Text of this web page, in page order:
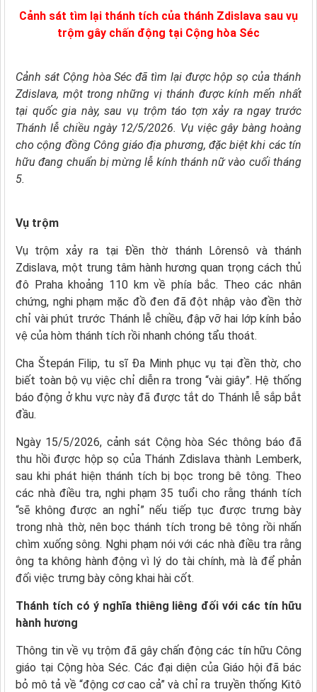
Cảnh sát tìm lại thánh tích của thánh Zdislava sau vụ
trộm gây chấn động tại Cộng hòa Séc
Cảnh sát Cộng hòa Séc đã tìm lại được hộp sọ của thánh
Zdislava, một trong những vị thánh được kính mến nhất
tại quốc gia này, sau vụ trộm táo tợn xảy ra ngay trước
Thánh lễ chiều ngày 12/5/2026. Vụ việc gây bàng hoàng
cho cộng đồng Công giáo địa phương, đặc biệt khi các tín
hữu đang chuẩn bị mừng lễ kính thánh nữ vào cuối tháng
5.
Vụ trộm
Vụ trộm xảy ra tại Đền thờ thánh Lôrensô và thánh
Zdislava, một trung tâm hành hương quan trọng cách thủ
đô Praha khoảng 110 km về phía bắc. Theo các nhân
chứng, nghi phạm mặc đồ đen đã đột nhập vào đền thờ
chỉ vài phút trước Thánh lễ chiều, đập vỡ hai lớp kính bảo
vệ của hòm thánh tích rồi nhanh chóng tẩu thoát.
Cha Štepán Filip, tu sĩ Đa Minh phục vụ tại đền thờ, cho
biết toàn bộ vụ việc chỉ diễn ra trong “vài giây”. Hệ thống
báo động ở khu vực này đã được tắt do Thánh lễ sắp bắt
đầu.
Ngày 15/5/2026, cảnh sát Cộng hòa Séc thông báo đã
thu hồi được hộp sọ của Thánh Zdislava thành Lemberk,
sau khi phát hiện thánh tích bị bọc trong bê tông. Theo
các nhà điều tra, nghi phạm 35 tuổi cho rằng thánh tích
“sẽ không được an nghỉ” nếu tiếp tục được trưng bày
trong nhà thờ, nên bọc thánh tích trong bê tông rồi nhấn
chìm xuống sông. Nghi phạm nói với các nhà điều tra rằng
ông ta không hành động vì lý do tài chính, mà là để phản
đối việc trưng bày công khai hài cốt.
Thánh tích có ý nghĩa thiêng liêng đối với các tín hữu
hành hương
Thông tin về vụ trộm đã gây chấn động các tín hữu Công
giáo tại Cộng hòa Séc. Các đại diện của Giáo hội đã bác
bỏ mô tả về “động cơ cao cả” và chỉ ra truyền thống Kitô